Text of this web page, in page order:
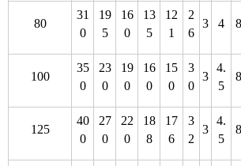
80
31
0
19
5
16
0
13
5
12
1
2
6
3 4
100
35
0
23
0
19
0
16
0
15
0
3
0
3
4.
5
125
40
0
27
0
22
0
18
8
17
6
3
2
3
4.
5